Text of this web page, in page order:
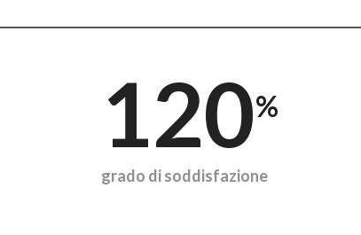
120%
grado di soddisfazione